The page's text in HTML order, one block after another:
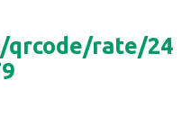
qrcode/rate/24